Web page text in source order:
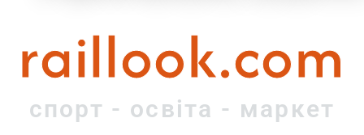
raillook.com
спорт - освіта - маркет